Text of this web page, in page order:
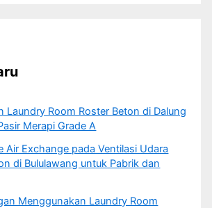
Laundry Room Roster Beton di Dalung
Merapi Grade A
Air Exchange pada Ventilasi Udara
di Bululawang untuk Pabrik dan
Menggunakan Laundry Room